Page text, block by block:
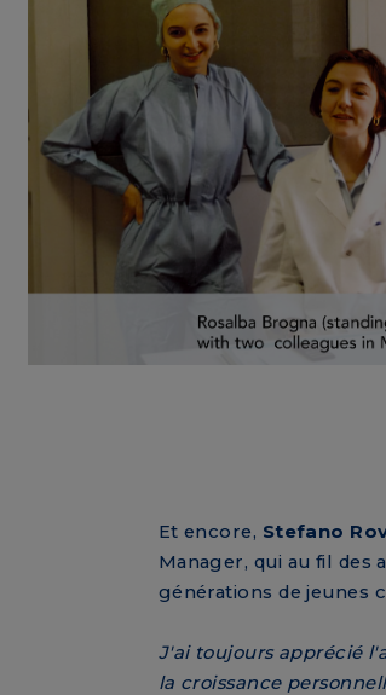
Et encore, Stefano
Manager, qui au fil des
générations de jeunes
J'ai toujours apprécié
la croissance